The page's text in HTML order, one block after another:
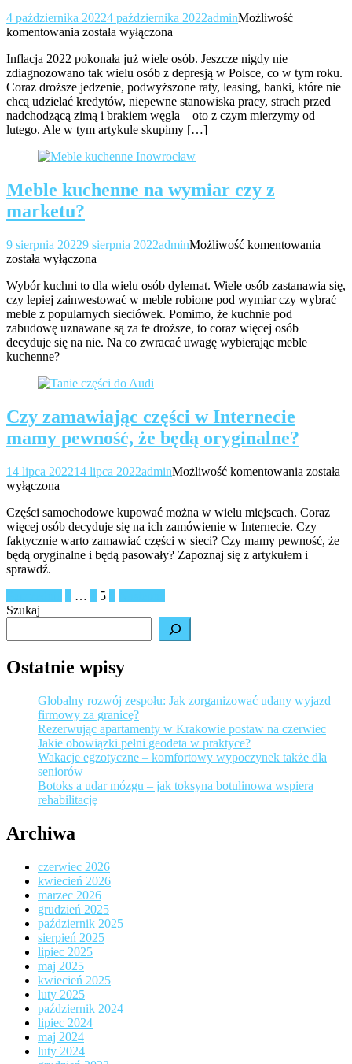
4 października 20224 października 2022adminMożliwość
komentowania Czy
wynajmować
mieszkanie
od
osoby
prywatnej?
została wyłączona
Inflacja 2022 pokonała już wiele osób. Jeszcze nigdy nie
zdiagnozowano tak wielu osób z depresją w Polsce, co w tym roku.
Coraz droższe jedzenie, podwyższone raty, leasing, banki, które nie
chcą udzielać kredytów, niepewne stanowiska pracy, strach przed
nadchodzącą zimą i brakiem węgla – oto z czym mierzymy od
lutego. Ale w tym artykule skupimy […]
Meble kuchenne na wymiar czy z
marketu?
9 sierpnia 20229 sierpnia 2022adminMożliwość komentowania
czy
została wyłączona
Wybór kuchni to dla wielu osób dylemat. Wiele osób zastanawia się,
czy lepiej zainwestować w meble robione pod wymiar czy wybrać
meble z popularnych sieciówek. Pomimo, że kuchnie pod
zabudowę uznawane są za te droższe, to coraz więcej osób
decyduje się na nie. Na co zwracać uwagę wybierając meble
kuchenne?
Czy zamawiając części w Internecie
mamy pewność, że będą oryginalne?
14 lipca 202214 lipca 2022adminMożliwość komentowania Czy
w
mamy
została
wyłączona
Części samochodowe kupować można w wielu miejscach. Coraz
więcej osób decyduje się na ich zamówienie w Internecie. Czy
faktycznie warto zamawiać części w sieci? Czy mamy pewność, że
będą oryginalne i będą pasowały? Zapoznaj się z artykułem i
sprawdź.
Stronicowanie
wpisów
… 5
Szukaj
Ostatnie wpisy
Globalny rozwój zespołu: Jak zorganizować udany wyjazd
firmowy za granicę?
Rezerwując apartamenty w Krakowie postaw na czerwiec
Jakie obowiązki pełni geodeta w praktyce?
Wakacje egzotyczne – komfortowy wypoczynek także dla
seniorów
Botoks a udar mózgu – jak toksyna botulinowa wspiera
rehabilitację
Archiwa
czerwiec 2026
kwiecień 2026
marzec 2026
grudzień 2025
październik 2025
sierpień 2025
lipiec 2025
maj 2025
kwiecień 2025
luty 2025
październik 2024
lipiec 2024
maj 2024
luty 2024